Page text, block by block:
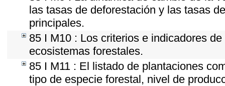
las tasas de deforestación y las tasas
principales.
85 I M10 : Los criterios e indicadores
ecosistemas forestales.
85 I M11 : El listado de plantaciones
tipo de especie forestal, nivel de